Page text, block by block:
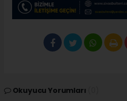
Okuyucu Yorumları